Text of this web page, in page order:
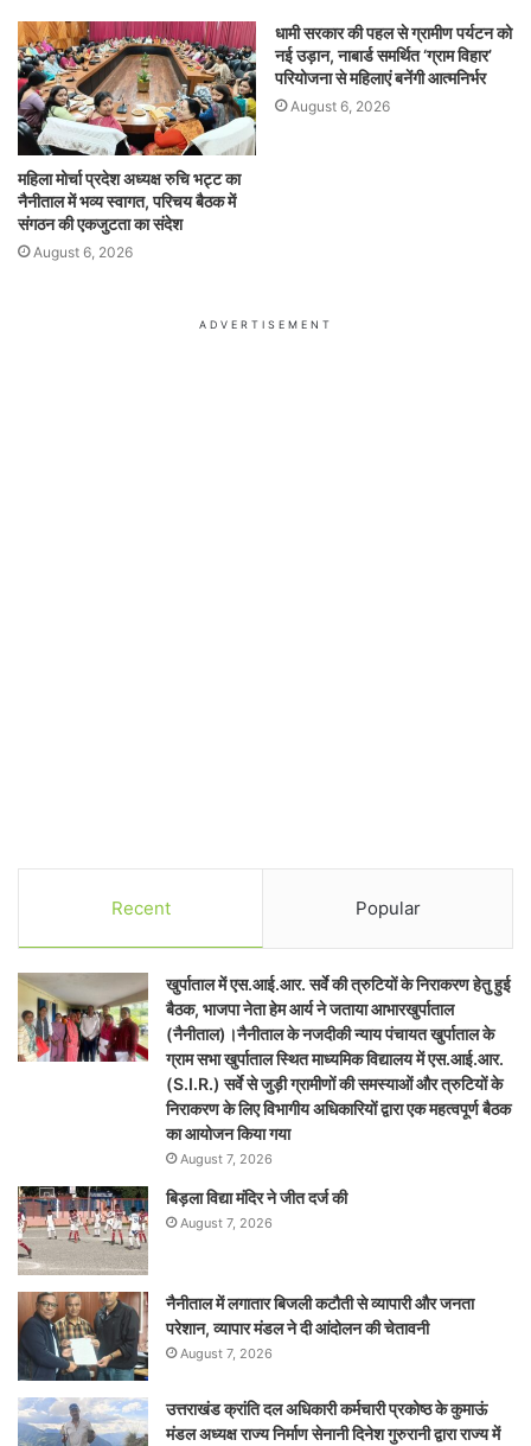
महिला मोर्चा प्रदेश अध्यक्ष रुचि भट्ट का
नैनीताल में भव्य स्वागत, परिचय बैठक में
संगठन की एकजुटता का संदेश
August 6, 2026
धामी सरकार की पहल से ग्रामीण पर्यटन को
नई उड़ान, नाबार्ड समर्थित ‘ग्राम विहार’
परियोजना से महिलाएं बनेंगी आत्मनिर्भर
August 6, 2026
ADVERTISEMENT
Recent Popular
खुर्पाताल में एस.आई.आर. सर्वे की त्रुटियों के निराकरण हेतु हुई
बैठक, भाजपा नेता हेम आर्य ने जताया आभारखुर्पाताल
(नैनीताल)।नैनीताल के नजदीकी न्याय पंचायत खुर्पाताल के
ग्राम सभा खुर्पाताल स्थित माध्यमिक विद्यालय में एस.आई.आर.
(S.I.R.) सर्वे से जुड़ी ग्रामीणों की समस्याओं और त्रुटियों के
निराकरण के लिए विभागीय अधिकारियों द्वारा एक महत्वपूर्ण बैठक
का आयोजन किया गया
August 7, 2026
बिड़ला विद्या मंदिर ने जीत दर्ज की
August 7, 2026
नैनीताल में लगातार बिजली कटौती से व्यापारी और जनता
परेशान, व्यापार मंडल ने दी आंदोलन की चेतावनी
August 7, 2026
उत्तराखंड क्रांति दल अधिकारी कर्मचारी प्रकोष्ठ के कुमाऊं
मंडल अध्यक्ष राज्य निर्माण सेनानी दिनेश गुरुरानी द्वारा राज्य में